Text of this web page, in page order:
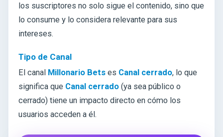
los suscriptores no solo sigue el contenido, sino que
lo consume y lo considera relevante para sus
intereses.
Tipo de Canal
El canal Millonario Bets es Canal cerrado, lo que
significa que Canal cerrado (ya sea público o
cerrado) tiene un impacto directo en cómo los
usuarios acceden a él.